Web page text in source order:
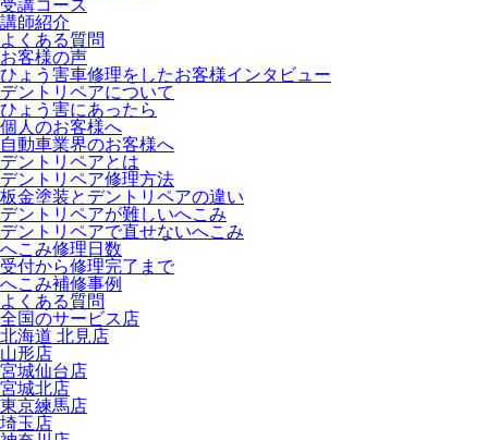
受講コース
講師紹介
よくある質問
お客様の声
ひょう害車修理をしたお客様インタビュー
デントリペアについて
ひょう害にあったら
個人のお客様へ
自動車業界のお客様へ
デントリペアとは
デントリペア修理方法
板金塗装とデントリペアの違い
デントリペアが難しいへこみ
デントリペアで直せないへこみ
へこみ修理日数
受付から修理完了まで
へこみ補修事例
よくある質問
全国のサービス店
北海道 北見店
山形店
宮城仙台店
宮城北店
東京練馬店
埼玉店